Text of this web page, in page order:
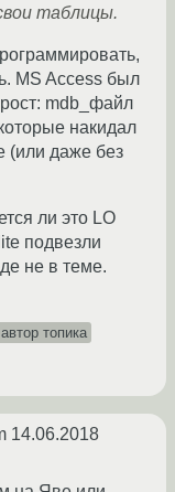
таблицы.
MS Access был
mdb_файл
накидал
(или даже без
ли это LO
подвезли
не в теме.
автор топика
14.06.2018